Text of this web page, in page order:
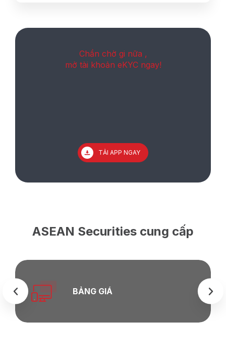
Chần chờ gi nữa ,
mở tài khoản eKYC ngay!
TẢI APP NGAY
ASEAN Securities cung cấp
BẢNG GIÁ